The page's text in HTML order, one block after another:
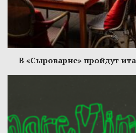
В «Сыроварне» пройдут